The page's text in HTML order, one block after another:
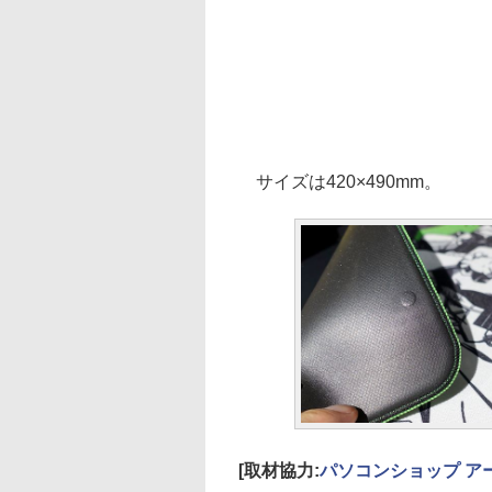
サイズは420×490mm。
[取材協力:パソコンショップ ア